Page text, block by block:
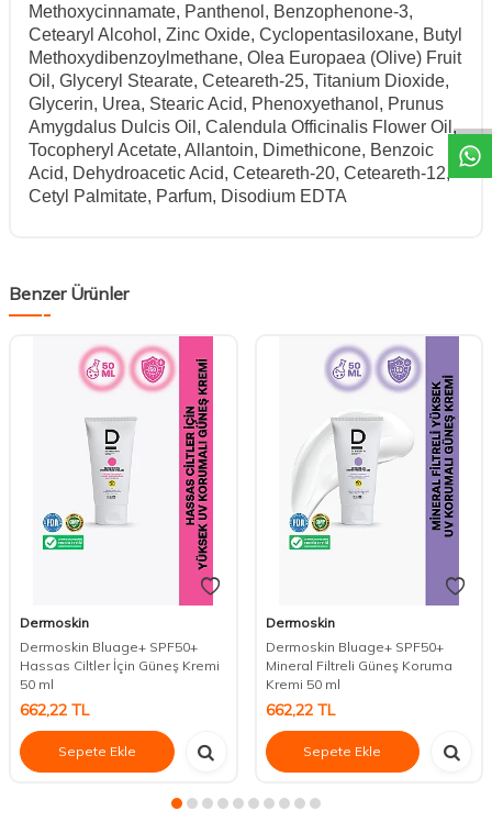
Methoxycinnamate, Panthenol, Benzophenone-3,
Cetearyl Alcohol, Zinc Oxide, Cyclopentasiloxane, Butyl
Methoxydibenzoylmethane, Olea Europaea (Olive) Fruit
Oil, Glyceryl Stearate, Ceteareth-25, Titanium Dioxide,
Glycerin, Urea, Stearic Acid, Phenoxyethanol, Prunus
Amygdalus Dulcis Oil, Calendula Officinalis Flower Oil,
Tocopheryl Acetate, Allantoin, Dimethicone, Benzoic
Acid, Dehydroacetic Acid, Ceteareth-20, Ceteareth-12,
Cetyl Palmitate, Parfum, Disodium EDTA
Benzer Ürünler
Dermoskin
Dermoskin Bluage+ SPF50+
Hassas Ciltler İçin Güneş Kremi
50 ml
662,22 TL
Sepete Ekle
Dermoskin
Dermoskin Bluage+ SPF50+
Mineral Filtreli Güneş Koruma
Kremi 50 ml
662,22TL
Sepete Ekle